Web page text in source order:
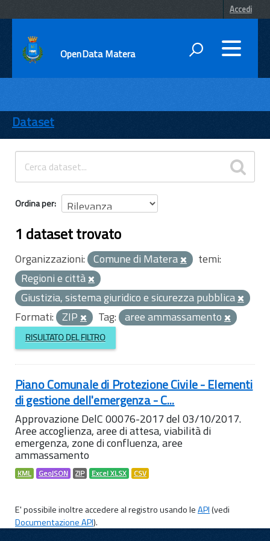
Accedi
OpenData Matera
ENTI
TEMI
INFORMAZIONI
Dataset
Ordina per
1 dataset trovato
Organizzazioni: Comune di Matera
temi:
Regioni e città
Giustizia, sistema giuridico e sicurezza pubblica
Formati: ZIP Tag: aree ammassamento
RISULTATO DEL FILTRO
Piano Comunale di Protezione Civile - Elementi
di gestione dell'emergenza - C...
Approvazione DelC 00076-2017 del 03/10/2017.
Aree accoglienza, aree di attesa, viabilità di
emergenza, zone di confluenza, aree
ammassamento
KML GeoJSON ZIP Excel XLSX CSV
E' possibile inoltre accedere al registro usando leAPI(vedi
Documentazione API).